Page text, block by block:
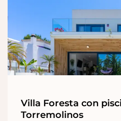
Villa Foresta con
Torremolinos